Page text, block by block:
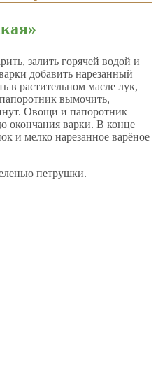
залить горячей водой и
добавить нарезанный
в растительном масле лук,
вымочить,
Овощи и папоротник
окончания варки. В конце
и мелко нарезанное варёное
петрушки.